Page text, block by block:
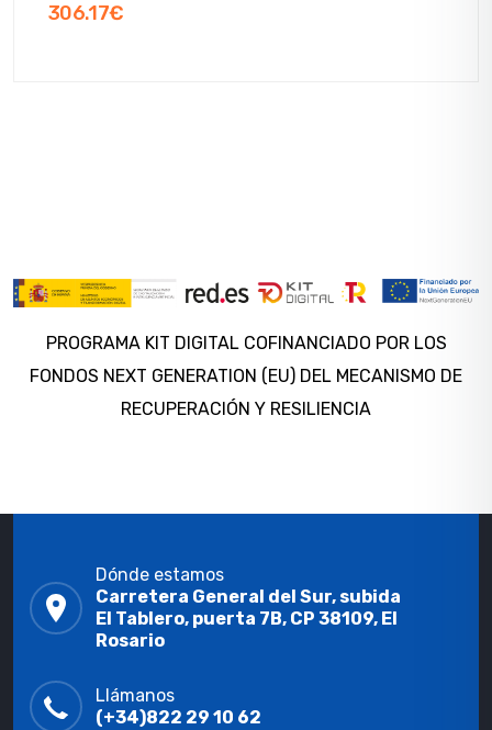
306.17€
PROGRAMA KIT DIGITAL COFINANCIADO POR LOS
FONDOS NEXT GENERATION (EU) DEL MECANISMO DE
RECUPERACIÓN Y RESILIENCIA
Dónde estamos
Carretera General del Sur, subida
El Tablero, puerta 7B, CP 38109, El
Rosario
Llámanos
(+34)822 29 10 62